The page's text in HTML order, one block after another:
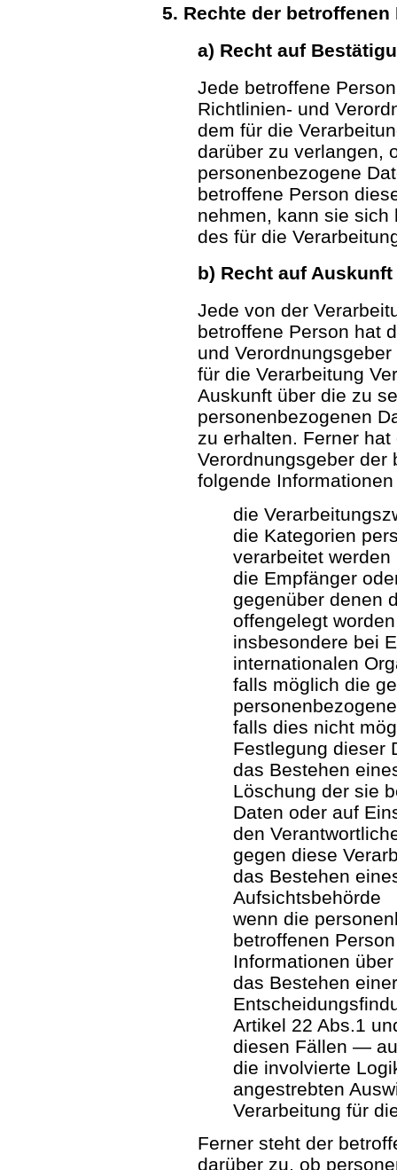
5. Rechte der betroffenen
a) Recht auf
Jede betroffene
Richtlinien- und
dem für die
darüber zu verlangen,
personenbezogene
betroffene Person
nehmen, kann sie
des für die
b) Recht auf Auskunft
Jede von der
betroffene Person hat
und
für die Verarbeitung
Auskunft über die zu
personenbezogenen
zu erhalten. Ferner
Verordnungsgeber der
folgende
die
die Kategorien
verarbeitet werden
die Empfänger
gegenüber denen
offengelegt
insbesondere bei
internationalen
falls möglich die
falls dies nicht
Festlegung dieser
das Bestehen
Löschung der sie
Daten oder auf
den
gegen diese
das Bestehen
Aufsichtsbehörde
wenn die
betroffenen
Informationen
das Bestehen
Artikel 22 Abs.1
diesen Fällen —
die involvierte
angestrebten
Verarbeitung für
Ferner steht der
darüber zu, ob